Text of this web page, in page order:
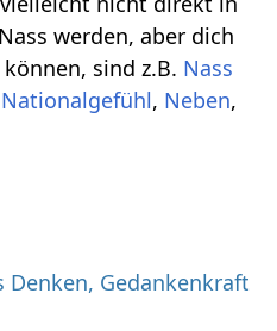
aber dich
sind z.B. Nass
,
,
Denken, Gedankenkraft